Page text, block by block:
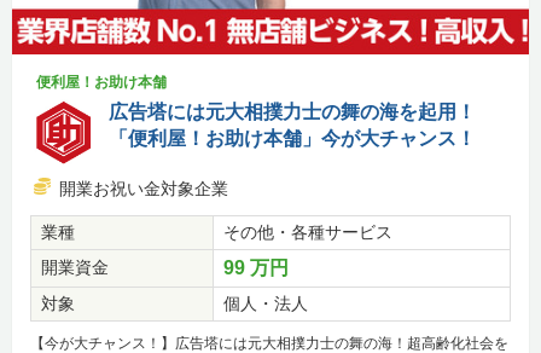
便利屋！お助け本舗
広告塔には元大相撲力士の舞の海を起用！
「便利屋！お助け本舗」今が大チャンス！
開業お祝い金対象企業
業種
その他・各種サービス
開業資金
99 万円
対象 個人・法人
【今が大チャンス！】広告塔には元大相撲力士の舞の海！超高齢化社会を